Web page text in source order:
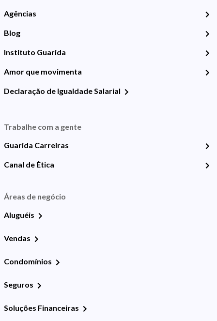
Agências
Blog
Instituto Guarida
Amor que movimenta
Declaração de Igualdade Salarial
Trabalhe com a gente
Guarida Carreiras
Canal de Ética
Áreas de negócio
Aluguéis
Vendas
Condomínios
Seguros
Soluções Financeiras